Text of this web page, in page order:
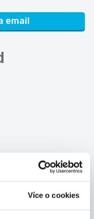
Více o cookies
email